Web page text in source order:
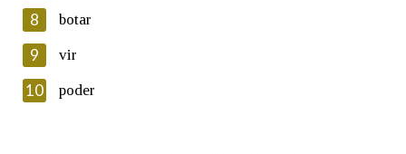
Lin e acepto as condicións da política de
Introduce o código que aparece na imaxe:
8 botar
9 vir
10 poder